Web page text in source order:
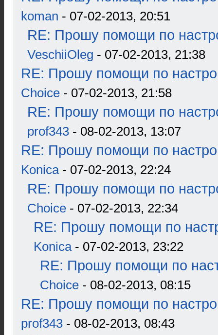
koman - 07-02-2013, 20:51
RE: Прошу помощи по
VeschiiOleg - 07-02-2013, 21:38
RE: Прошу помощи по
Choice - 07-02-2013, 21:58
RE: Прошу помощи по
prof343 - 08-02-2013, 13:07
RE: Прошу помощи по
Konica- 07-02-2013, 22:24
RE: Прошу помощи по
Choice - 07-02-2013, 22:34
RE: Прошу помощи по
Konica- 07-02-2013, 23:22
RE: Прошу помощи по
Choice - 08-02-2013, 08:15
RE: Прошу помощи по
prof343 - 08-02-2013, 08:43